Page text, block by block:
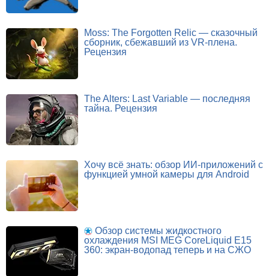
Moss: The Forgotten Relic — сказочный
сборник, сбежавший из VR-плена.
Рецензия
The Alters: Last Variable — последняя
тайна. Рецензия
Хочу всё знать: обзор ИИ-приложений с
функцией умной камеры для Android
Обзор системы жидкостного
охлаждения MSI MEG CoreLiquid E15
360: экран-водопад теперь и на СЖО